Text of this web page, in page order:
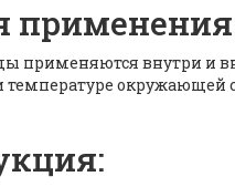
применяются внутри и
окружающей